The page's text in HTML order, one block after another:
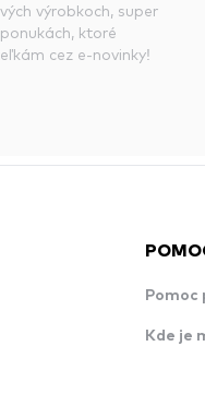
výrobkoch, super
ktoré
cez e-novinky!
Kde je